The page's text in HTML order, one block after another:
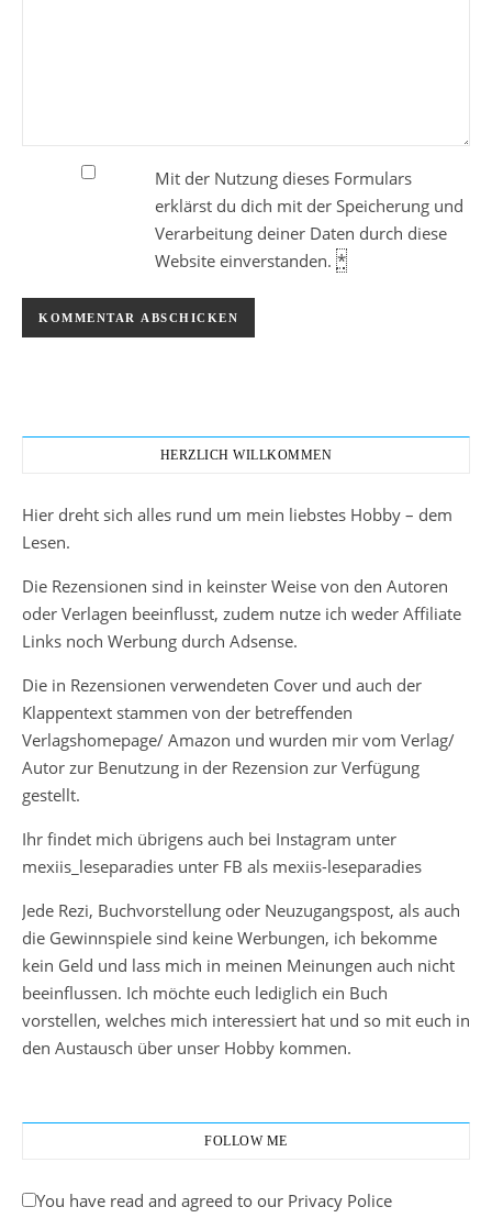
Mit der Nutzung dieses Formulars
erklärst du dich mit der Speicherung und
Verarbeitung deiner Daten durch diese
Website einverstanden. *
HERZLICH WILLKOMMEN
Hier dreht sich alles rund um mein liebstes Hobby – dem
Lesen.
Die Rezensionen sind in keinster Weise von den Autoren
oder Verlagen beeinflusst, zudem nutze ich weder Affiliate
Links noch Werbung durch Adsense.
Die in Rezensionen verwendeten Cover und auch der
Klappentext stammen von der betreffenden
Verlagshomepage/ Amazon und wurden mir vom Verlag/
Autor zur Benutzung in der Rezension zur Verfügung
gestellt.
Ihr findet mich übrigens auch bei Instagram unter
mexiis_leseparadies unter FB als mexiis-leseparadies
Jede Rezi, Buchvorstellung oder Neuzugangspost, als auch
die Gewinnspiele sind keine Werbungen, ich bekomme
kein Geld und lass mich in meinen Meinungen auch nicht
beeinflussen. Ich möchte euch lediglich ein Buch
vorstellen, welches mich interessiert hat und so mit euch in
den Austausch über unser Hobby kommen.
FOLLOW ME
You have read and agreed to our Privacy Police